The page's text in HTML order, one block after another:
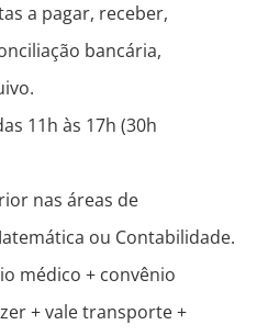
a pagar, receber,
bancária,
11h às 17h (30h
nas áreas de
ou Contabilidade.
médico + convênio
+ vale transporte +